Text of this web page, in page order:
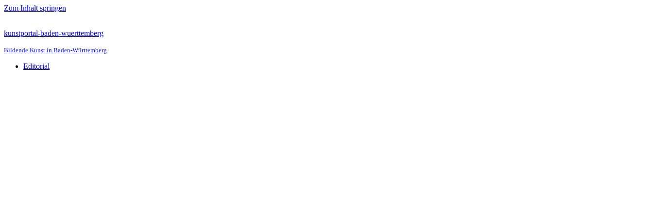
Zum Inhalt springen
kunstportal-baden-wuerttemberg
Bildende Kunst in Baden-Württemberg
Editorial